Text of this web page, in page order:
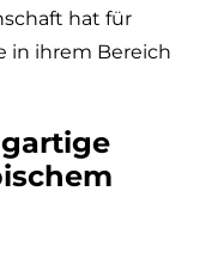
hat für
in ihrem Bereich